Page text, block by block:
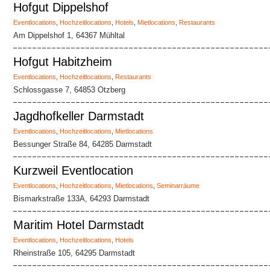
Hofgut Dippelshof
Eventlocations Hochzeitlocations Hotels Mietlocations Restaurants
Am Dippelshof 1, 64367 Mühltal
Hofgut Habitzheim
Eventlocations Hochzeitlocations Restaurants
Schlossgasse 7, 64853 Otzberg
Jagdhofkeller Darmstadt
Eventlocations Hochzeitlocations Mietlocations
Bessunger Straße 84, 64285 Darmstadt
Kurzweil Eventlocation
Eventlocations Hochzeitlocations Mietlocations Seminarräume
Bismarkstraße 133A, 64293 Darmstadt
Maritim Hotel Darmstadt
Eventlocations Hochzeitlocations Hotels
Rheinstraße 105, 64295 Darmstadt